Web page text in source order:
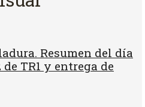
Resumen del día
de TR1 y entrega de